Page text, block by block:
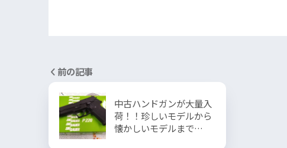
前の記事
中古ハンドガンが大量入
荷！！珍しいモデルから
懐かしいモデルまで…